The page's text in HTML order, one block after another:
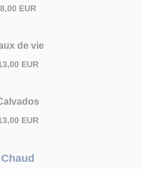
8,00 EUR
de vie
EUR
EUR
Chaud